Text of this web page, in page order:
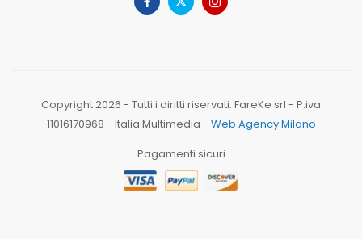
Copyright 2026 - Tutti i diritti riservati. FareKe srl - P.iva
11016170968 - Italia Multimedia - Web Agency Milano
Pagamenti sicuri